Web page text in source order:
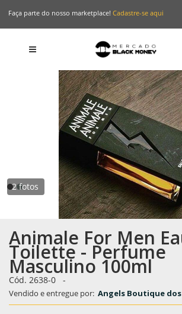
Faça parte do nosso marketplace! Cadastre-se aqui
2 fotos
Animale For Men
Toilette - Perfume
Masculino 100ml
Cód. 2638-0 -
Vendido e entregue por: Angels Boutique